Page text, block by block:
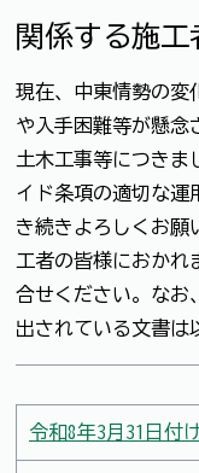
関係する施工
現在、中東情勢の変
や入手困難等が懸念
土木工事等につきま
イド条項の適切な運
き続きよろしくお願
工者の皆様におかれ
合せください。なお
出されている文書は
令和8年3月31日付